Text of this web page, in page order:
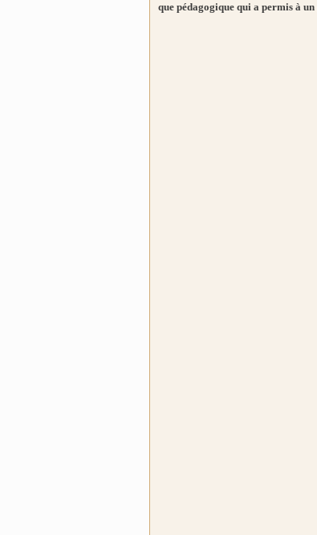
que pédagogique qui a permis à